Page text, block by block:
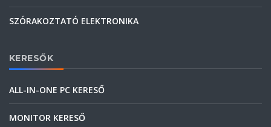
SZÓRAKOZTATÓ ELEKTRONIKA
KERESŐK
ALL-IN-ONE PC KERESŐ
MONITOR KERESŐ